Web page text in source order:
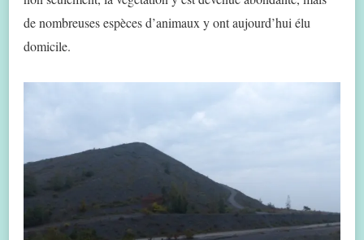
de nombreuses espèces d’animaux y ont aujourd’hui élu
domicile.